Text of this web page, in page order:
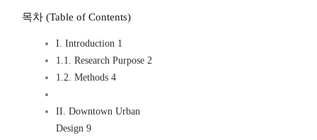
목차 (Table of Contents)
I. Introduction 1
1.1. Research Purpose 2
1.2. Methods 4
II. Downtown Urban
Design 9